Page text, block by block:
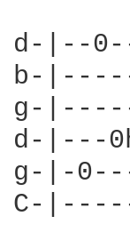
d-|--
b-
g-
d-|---
g-|-
C-